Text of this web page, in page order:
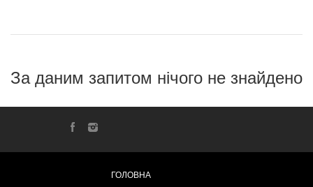
За даним запитом нічого не знайдено
ГОЛОВНА